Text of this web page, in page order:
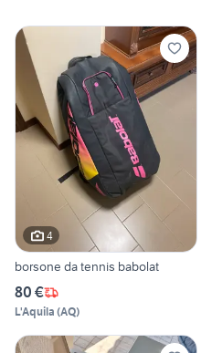
4
borsone da tennis babolat
80 €
L'Aquila (AQ)